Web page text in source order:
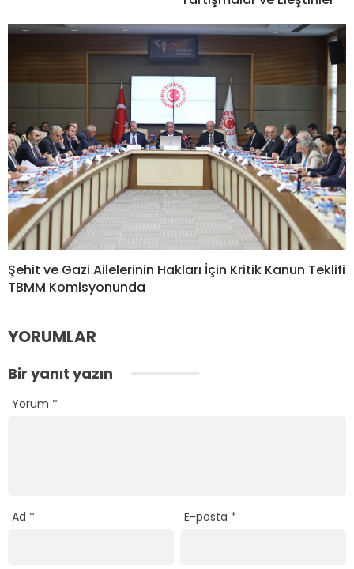
Şehit ve Gazi Ailelerinin Hakları İçin Kritik Kanun Teklifi
TBMM Komisyonunda
YORUMLAR
Bir yanıt yazın
Yorum *
Ad * E-posta *